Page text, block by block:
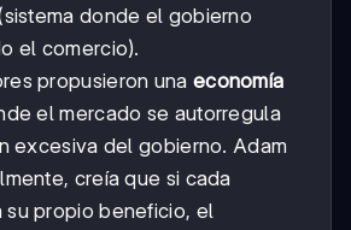
donde el gobierno
el comercio).
propusieron una economía
el mercado se autorregula
excesiva del gobierno. Adam
creía que si cada
su propio beneficio, el